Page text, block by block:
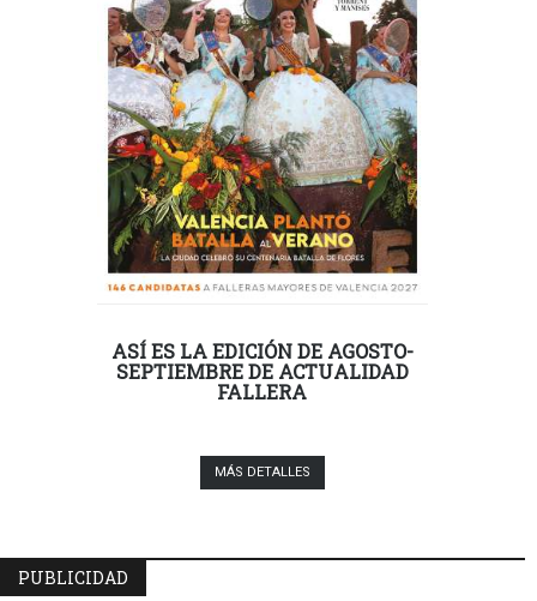
ASÍ ES LA EDICIÓN DE AGOSTO-
SEPTIEMBRE DE ACTUALIDAD
FALLERA
MÁS DETALLES
PUBLICIDAD